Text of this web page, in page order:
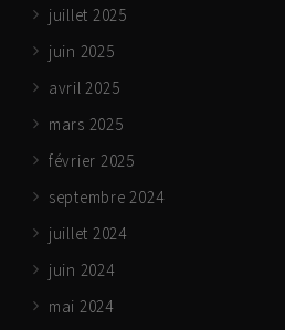
juillet 2025
juin 2025
avril 2025
mars 2025
février 2025
septembre 2024
juillet 2024
juin 2024
mai 2024